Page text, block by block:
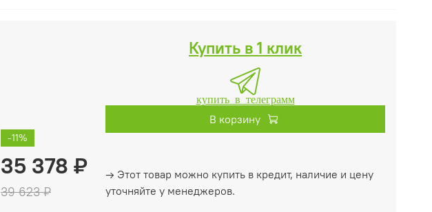
-11%
35 378 ₽
39 623 ₽
Купить в 1 клик
купить в телеграмм
В корзину
→ Этот товар можно купить в кредит, наличие и цену
уточняйте у менеджеров.